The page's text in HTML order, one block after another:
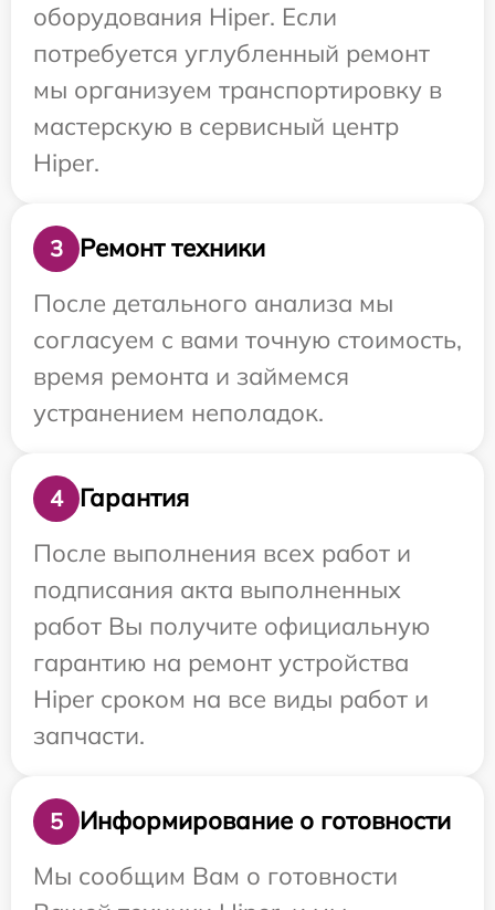
оборудования Hiper. Если
потребуется углубленный ремонт
мы организуем транспортировку в
мастерскую в сервисный центр
Hiper.
3
Ремонт техники
После детального анализа мы
согласуем с вами точную стоимость,
время ремонта и займемся
устранением неполадок.
4
Гарантия
После выполнения всех работ и
подписания акта выполненных
работ Вы получите официальную
гарантию на ремонт устройства
Hiper сроком на все виды работ и
запчасти.
5
Информирование о готовности
Мы сообщим Вам о готовности